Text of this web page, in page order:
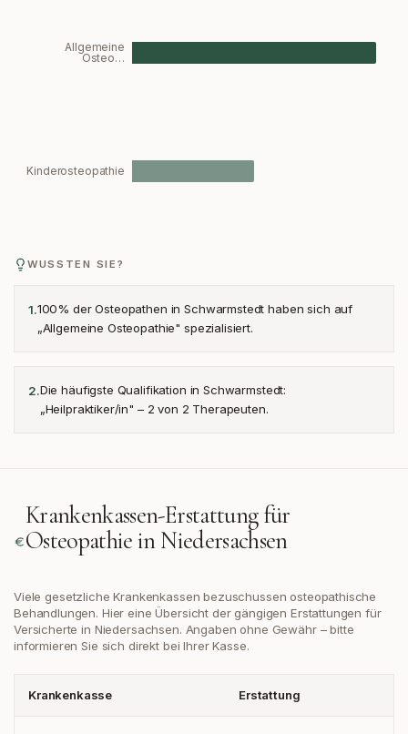
Allgemeine
Osteo…
Kinderosteopathie
WUSSTEN SIE?
1.100% der Osteopathen in Schwarmstedt haben sich auf
„Allgemeine Osteopathie" spezialisiert.
2.Die häufigste Qualifikation in Schwarmstedt:
„Heilpraktiker/in" – 2 von 2 Therapeuten.
Krankenkassen-Erstattung für
Osteopathie inNiedersachsen
Viele gesetzliche Krankenkassen bezuschussen osteopathische
Behandlungen. Hier eine Übersicht der gängigen Erstattungen für
Versicherte in Niedersachsen. Angaben ohne Gewähr – bitte
informieren Sie sich direkt bei Ihrer Kasse.
Krankenkasse Erstattung